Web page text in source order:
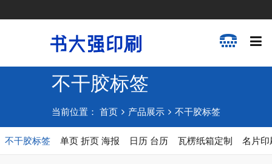
不干胶标签
当前位置： 首页 产品展示 不干胶标签
不干胶标签 单页 折页 海报 日历 台历 瓦楞纸箱定制 名片印